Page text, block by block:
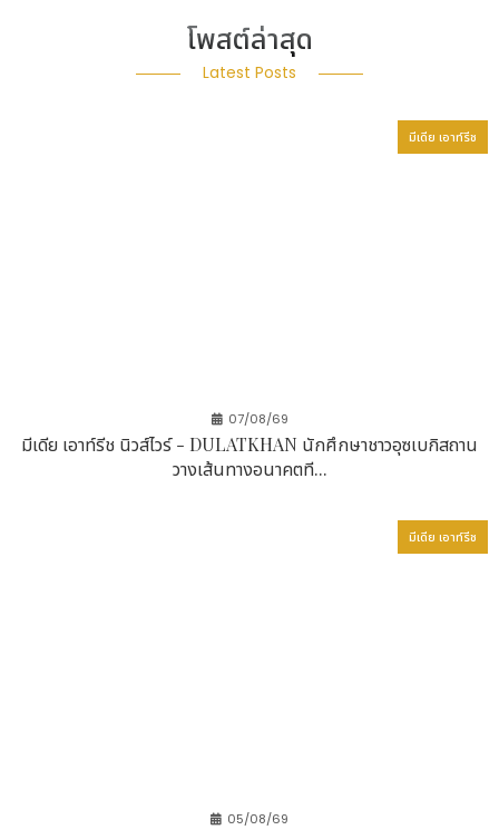
โพสต์ล่าสุด
Latest Posts
มีเดีย เอาท์รีช
07/08/69
มีเดีย เอาท์รีช นิวส์ไวร์ - DULATKHAN นักศึกษาชาวอุซเบกิสถาน
วางเส้นทางอนาคตที...
มีเดีย เอาท์รีช
05/08/69